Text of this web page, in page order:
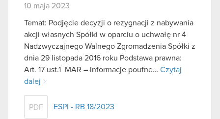
10 maja 2023
Temat: Podjęcie decyzji o rezygnacji z nabywania
akcji własnych Spółki w oparciu o uchwałę nr 4
Nadzwyczajnego Walnego Zgromadzenia Spółki z
dnia 29 listopada 2016 roku Podstawa prawna:
Art. 17 ust.1 MAR – informacje poufne… Czytaj
dalej
PDF ESPI - RB 18/2023